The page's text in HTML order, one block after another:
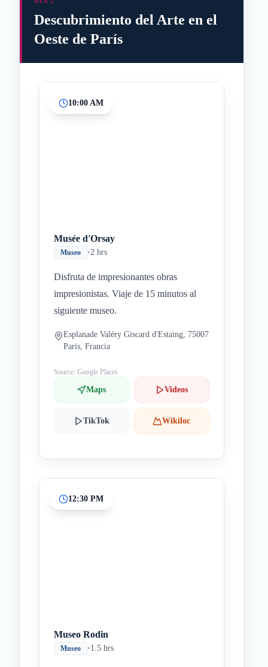
Descubrimiento del Arte en el
Oeste de París
10:00 AM
Musée d'Orsay
Museo •2 hrs
Disfruta de impresionantes obras
impresionistas. Viaje de 15 minutos al
siguiente museo.
Esplanade Valéry Giscard d'Estaing, 75007
Paris, Francia
Source: Google Places
Maps Videos
TikTok Wikiloc
12:30 PM
Museo Rodin
Museo •1.5 hrs